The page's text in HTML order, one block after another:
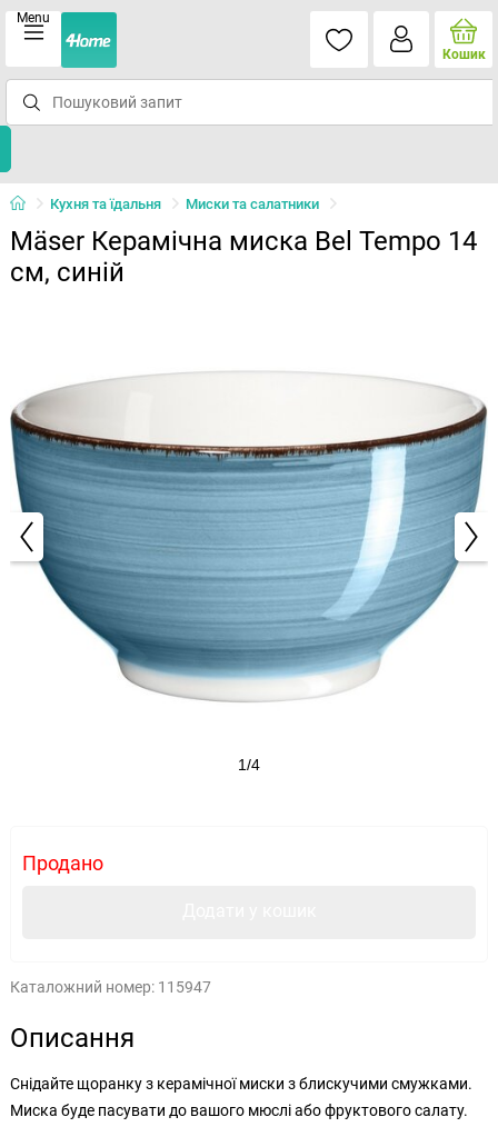
Menu
Кошик
Кухня та їдальня Миски та салатники
Mäser Керамічна миска Bel Tempo 14
см, синій
1/4
Продано
Каталожний номер: 115947
Описання
Снідайте щоранку з керамічної миски з блискучими смужками.
Миска буде пасувати до вашого мюслі або фруктового салату.